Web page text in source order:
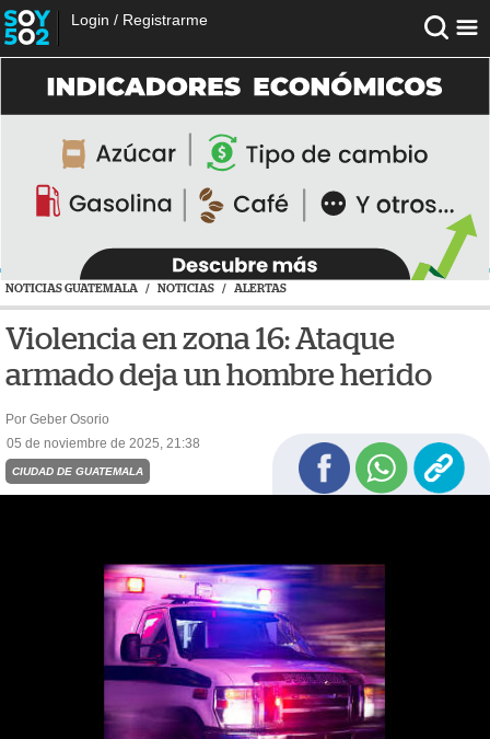
Login / Registrarme
NOTICIAS GUATEMALA / NOTICIAS / ALERTAS
Violencia en zona 16: Ataque
armado deja un hombre herido
Por Geber Osorio
05 de noviembre de 2025, 21:38
CIUDAD DE GUATEMALA